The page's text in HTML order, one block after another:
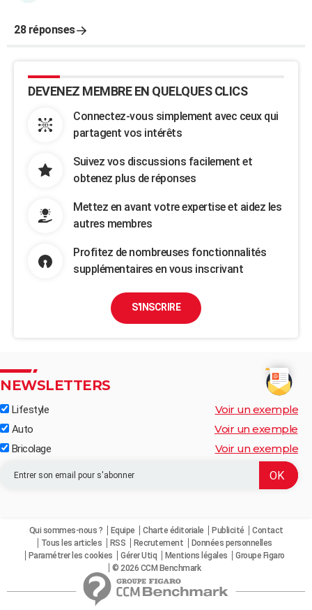
28 réponses
DEVENEZ MEMBRE EN QUELQUES CLICS
Connectez-vous simplement avec ceux qui
partagent vos intérêts
Suivez vos discussions facilement et
obtenez plus de réponses
Mettez en avant votre expertise et aidez les
autres membres
Profitez de nombreuses fonctionnalités
supplémentaires en vous inscrivant
S'INSCRIRE
NEWSLETTERS
Lifestyle Voir un exemple
Auto Voir un exemple
Bricolage Voir un exemple
Qui sommes-nous ? Equipe Charte éditoriale Publicité
Contact
Tous les articles
RSS Recrutement
Données personnelles
Paramétrer les cookies
Gérer Utiq Mentions légales
Groupe Figaro
© 2026 CCM Benchmark